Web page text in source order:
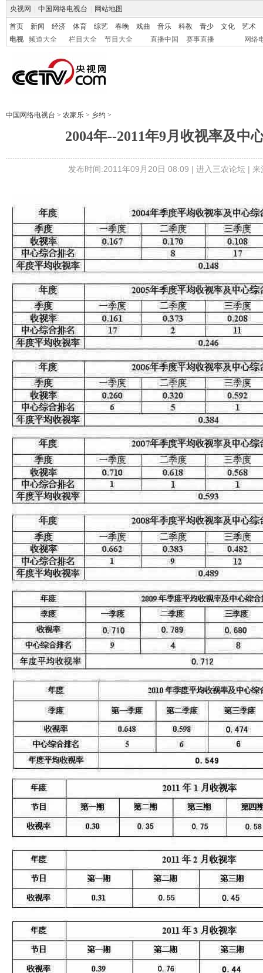
央视网 中国网络电视台 网站地图
首页 新闻 经济 体育 综艺 春晚 戏曲 音乐 科教 青少 文化
艺术
电视
频道大全 栏目大全 节目大全 直播中国 赛事直播 网络
中国网络电视台 > 农家乐 > 乡约 >
2004年--2011年9月收视率及中
发布时间:2011年09月20日 08:09 | 进入三农论坛| 来